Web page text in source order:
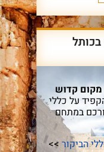
בכותל
מקום קדוש
על כללי
במתחם
הביקור>>